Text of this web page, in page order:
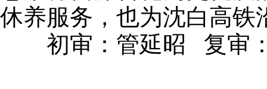
休养服务，也为沈白高铁
初审：管延昭 复审：